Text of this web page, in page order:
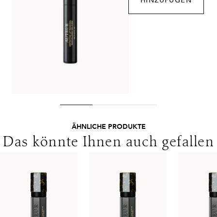
Lieferungen in die Schweiz erfolgen ohne MwSt. - beachten
Sie bitte die abweichenden Bedingungen. Für den Versand ins
Ausland gelten andere Versandkosten.
ÄHNLICHE PRODUKTE
Das könnte Ihnen auch gefallen